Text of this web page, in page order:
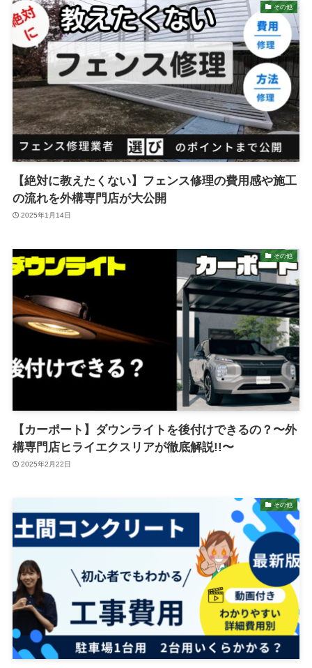
その他
【絶対に教えたくない】フェンス修理の費用感や施工
の流れを外構専門店が大公開
2025年1月14日
その他
【カーポート】ダウンライトを後付けできるの？〜外
構専門店ヒライエクスリアが徹底解説!!〜
2025年2月22日
その他